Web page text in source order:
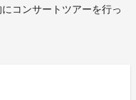
コンサートツアーを行っ